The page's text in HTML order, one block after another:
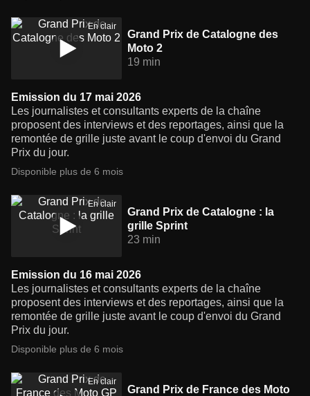
En clair
Grand Prix de Catalogne des
Moto 2
19 min
Emission du 17 mai 2026
Les journalistes et consultants experts de la chaîne
proposent des interviews et des reportages, ainsi que la
remontée de grille juste avant le coup d'envoi du Grand
Prix du jour.
Disponible plus de 6 mois
En clair
Grand Prix de Catalogne : la
grille Sprint
23 min
Emission du 16 mai 2026
Les journalistes et consultants experts de la chaîne
proposent des interviews et des reportages, ainsi que la
remontée de grille juste avant le coup d'envoi du Grand
Prix du jour.
Disponible plus de 6 mois
En clair
Grand Prix de France des Moto